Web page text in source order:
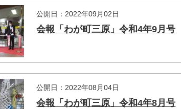
公開日：2022年09月02日
会報「わが町三原」令和4年9月号
公開日：2022年08月04日
会報「わが町三原」令和4年8月号